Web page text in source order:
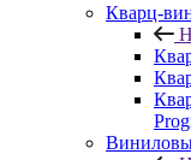
Кварц-